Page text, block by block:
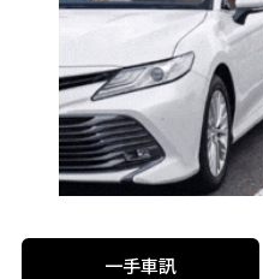
一手車訊